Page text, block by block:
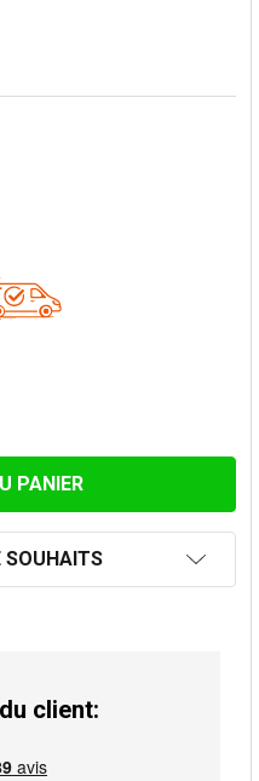
PLAT ADAPTATEUR
DE PLAT
SOUHAITS
client: